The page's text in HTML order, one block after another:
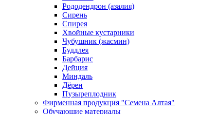
Рододендрон (азалия)
Сирень
Спирея
Хвойные кустарники
Чубушник (жасмин)
Буддлея
Барбарис
Дейция
Миндаль
Дёрен
Пузыреплодник
Фирменная продукция "Семена Алтая"
Обучающие материалы